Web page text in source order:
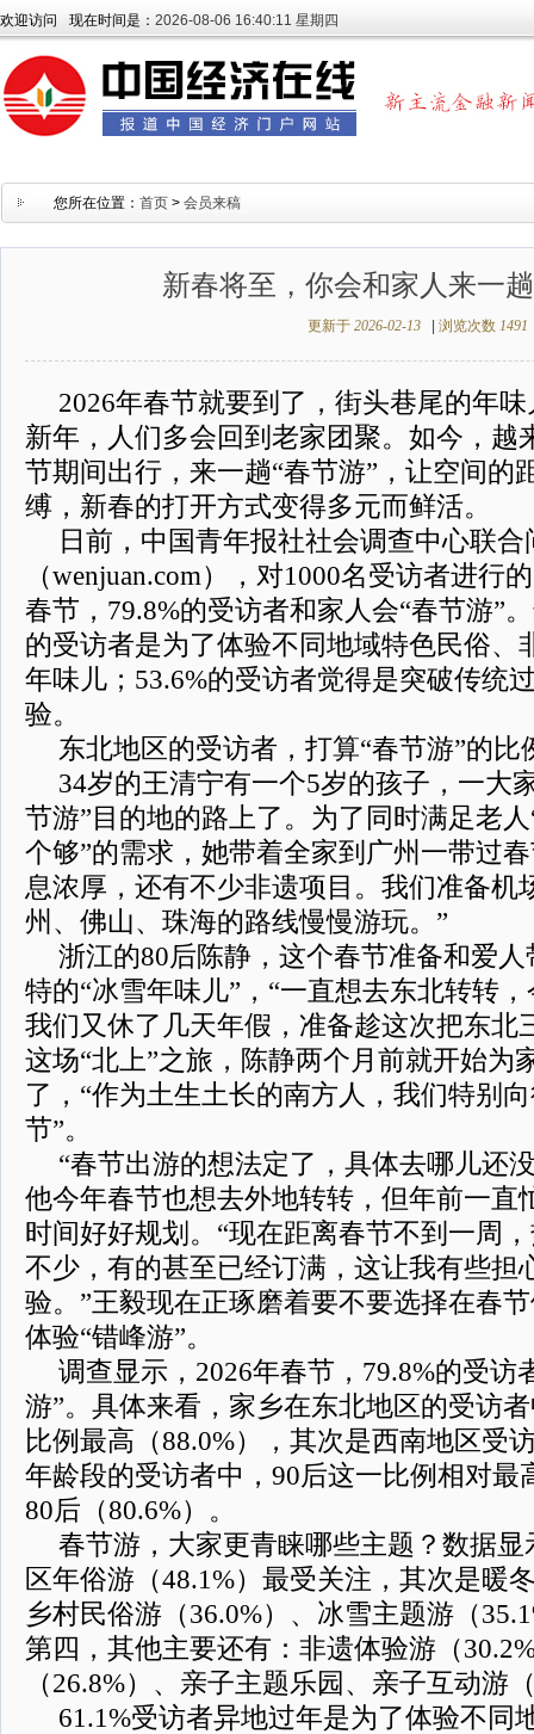
欢迎访问 现在时间是： 2026-08-06 16:40:12 星期四
您所在位置： 首页 > 会员来稿
新春将至，你会和家人来一
更新于 2026-02-13 浏览次数 1491
2026年春节就要到了，街头巷尾的年
新年，人们多会回到老家团聚。如今，越
节期间出行，来一趟“春节游”，让空间的
缚，新春的打开方式变得多元而鲜活。
日前，中国青年报社社会调查中心联合
（wenjuan.com），对1000名受访者进行
春节，79.8%的受访者和家人会“春节游”
的受访者是为了体验不同地域特色民俗、
年味儿；53.6%的受访者觉得是突破传统
验。
东北地区的受访者，打算“春节游”的比
34岁的王清宁有一个5岁的孩子，一大
节游”目的地的路上了。为了同时满足老
个够”的需求，她带着全家到广州一带过
息浓厚，还有不少非遗项目。我们准备机
州、佛山、珠海的路线慢慢游玩。”
浙江的80后陈静，这个春节准备和爱
特的“冰雪年味儿”，“一直想去东北转转
我们又休了几天年假，准备趁这次把东北
这场“北上”之旅，陈静两个月前就开始为
了，“作为土生土长的南方人，我们特别
节”。
“春节出游的想法定了，具体去哪儿还
他今年春节也想去外地转转，但年前一直
时间好好规划。“现在距离春节不到一周
不少，有的甚至已经订满，这让我有些担
验。”王毅现在正琢磨着要不要选择在春
体验“错峰游”。
调查显示，2026年春节，79.8%的受访
游”。具体来看，家乡在东北地区的受访
比例最高（88.0%），其次是西南地区受
年龄段的受访者中，90后这一比例相对最
80后（80.6%）。
春节游，大家更青睐哪些主题？数据
区年俗游（48.1%）最受关注，其次是暖
乡村民俗游（36.0%）、冰雪主题游（
第四，其他主要还有：非遗体验游（
（26.8%）、亲子主题乐园、亲子互动游
61.1%受访者异地过年是为了体验不同